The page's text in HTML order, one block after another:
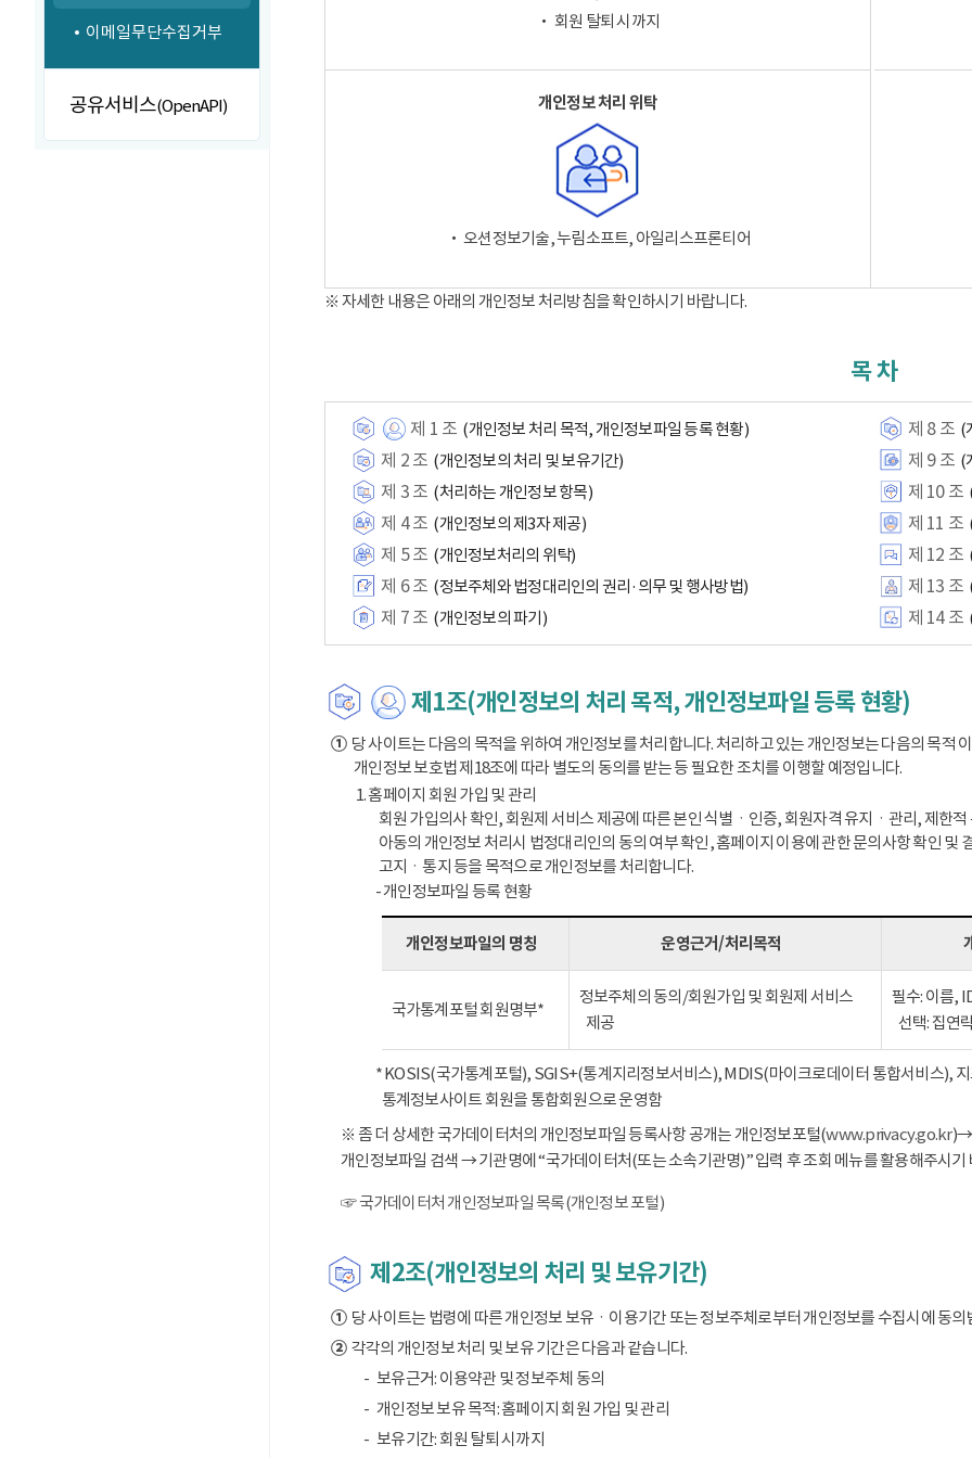
이메일무단수집거부
공유서비스(OpenAPI)
‧ 회원 탈퇴 시까지
개인정보 처리 위탁
‧ 오션정보기술, 누림소프트, 아일리스프론티어
※ 자세한 내용은 아래의 개인정보 처리방침을 확인하시기 바랍니다.
목 차
제 1 조 (개인정보 처리 목적, 개인정보파일 등록 현황)
제 2 조 (개인정보의 처리 및 보유기간)
제 3 조 (처리하는 개인정보 항목)
제 4 조 (개인정보의 제3자 제공)
제 5 조 (개인정보처리의 위탁)
제 6 조 (정보주체와 법정대리인의 권리·의무 및 행사방법)
제 7 조 (개인정보의 파기)
제 8 조 (
제 9 조 (
제 10 조
제 11 조
제 12 조
제 13 조
제 14 조
제1조(개인정보의 처리 목적, 개인정보파일 등록 현황)
①당 사이트는 다음의 목적을 위하여 개인정보를 처리합니다. 처리하고 있는 개인정보는 다음의 목적
개인정보 보호법 제18조에 따라 별도의 동의를 받는 등 필요한 조치를 이행할 예정입니다.
1. 홈페이지 회원 가입 및 관리
회원 가입의사 확인, 회원제 서비스 제공에 따른 본인 식별ㆍ인증, 회원자격 유지ㆍ관리, 제한
아동의 개인정보 처리시 법정대리인의 동의 여부 확인, 홈페이지 이용에 관한 문의사항 확인 및
고지ㆍ통지 등을 목적으로 개인정보를 처리합니다.
- 개인정보파일 등록 현황
개인정보파일의 명칭 운영근거/처리목적
국가통계포털 회원명부*
정보주체의 동의/회원가입 및 회원제 서비스
제공
필수: 이름,
선택: 집연
* KOSIS(국가통계포털), SGIS+(통계지리정보서비스), MDIS(마이크로데이터 통합서비스),
통계정보사이트 회원을 통합회원으로 운영함
※ 좀 더 상세한 국가데이터처의 개인정보파일 등록사항 공개는 개인정보포털(www.privacy.go.kr)→
개인정보파일 검색 → 기관명에 “국가데이터처(또는 소속기관명)” 입력 후 조회 메뉴를 활용해주시기
☞ 국가데이터처 개인정보파일 목록(개인정보 포털)
제2조(개인정보의 처리 및 보유기간)
①당 사이트는 법령에 따른 개인정보 보유ㆍ이용기간 또는 정보주체로부터 개인정보를 수집시에 동
②각각의 개인정보 처리 및 보유 기간은 다음과 같습니다.
보유근거: 이용약관 및 정보주체 동의
개인정보 보유 목적: 홈페이지 회원 가입 및 관리
보유기간: 회원 탈퇴 시까지